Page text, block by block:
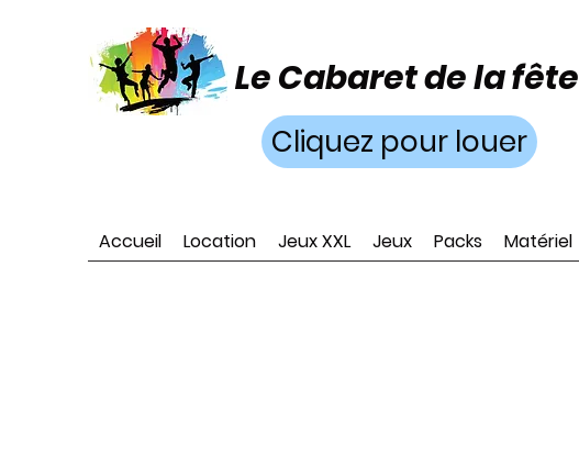
Le Cabaret de la fête
Cliquez pour louer
Accueil Location Jeux XXL Jeux Packs Matériel